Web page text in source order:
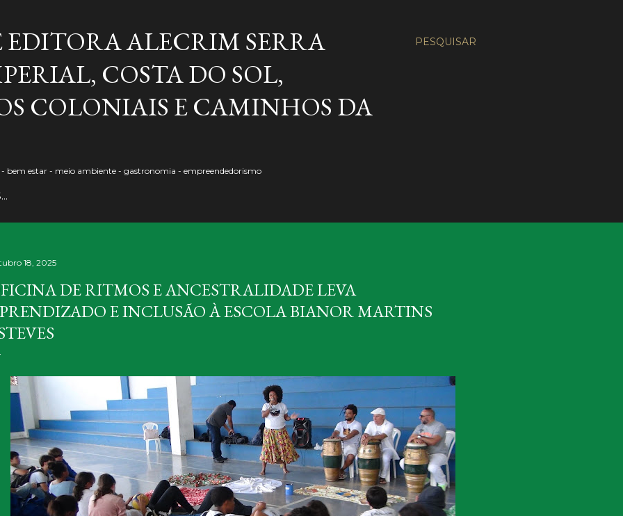
PESQUISAR
EDITORA ALECRIM SERRA
COSTA DO SOL,
COLONIAIS E CAMINHOS DA
bem estar - meio ambiente - gastronomia - empreendedorismo
18, 2025
DE RITMOS E ANCESTRALIDADE LEVA
E INCLUSÃO À ESCOLA BIANOR MARTINS